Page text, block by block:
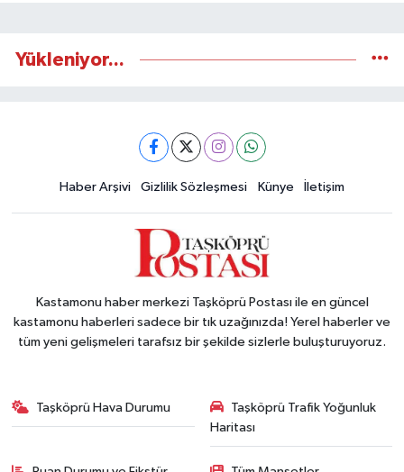
Yükleniyor...
Haber Arşivi Gizlilik Sözleşmesi Künye İletişim
Kastamonu haber merkezi Taşköprü Postası ile en güncel
kastamonu haberleri sadece bir tık uzağınızda! Yerel haberler ve
tüm yeni gelişmeleri tarafsız bir şekilde sizlerle buluşturuyoruz.
Taşköprü Hava Durumu
Taşköprü Trafik Yoğunluk
Haritası